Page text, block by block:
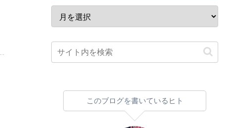
このブログを書いているヒト